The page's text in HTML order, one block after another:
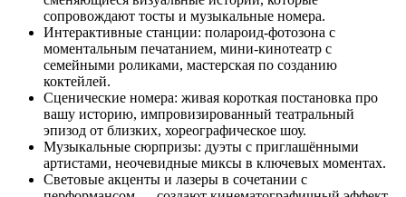
сопровождают тосты и музыкальные номера.
Интерактивные станции: полароид-фотозона с
моментальным печатанием, мини-кинотеатр с
семейными роликами, мастерская по созданию
коктейлей.
Сценические номера: живая короткая постановка про
вашу историю, импровизированный театральный
эпизод от близких, хореографическое шоу.
Музыкальные сюрпризы: дуэты с приглашёнными
артистами, неочевидные миксы в ключевых моментах.
Световые акценты и лазеры в сочетании с